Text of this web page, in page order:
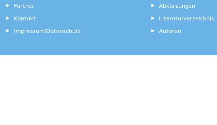
Partner
Kontakt
Impressum/Datenschutz
Abkürzungen
Literaturverzeichnis
Autoren